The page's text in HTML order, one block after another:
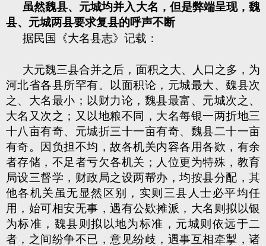
虽然魏县、元城均并入大名，但是弊端呈现，魏
县、元城两县要求复县的呼声不断
据民国《大名县志》记载：
大元魏三县合并之后，面积之大、人口之多，为
河北省各县所罕有。以面积论，元城最大、魏县次
之、大名最小；以财力论，魏县最富、元城次之、
大名又次之；又以地粮不同，大名每银一两折地三
十八亩有奇、元城折三十一亩有奇、魏县二十一亩
有奇。因负担不均，故各机关内容各用各欵，有余
者存储，不足者亏欠各机关；人位更为特殊，教育
局设三督学，财政局之设两帮办，均按县分配，其
他各机关虽无显然区别，实则三县人士必平均任
用，始可相安无事，遇有公欵摊派，大名则拟以银
为标准，魏县则拟以地为标准，元城则依远于二
者，之间纷争不已，意见纷歧，遇事互相牵掣，诸